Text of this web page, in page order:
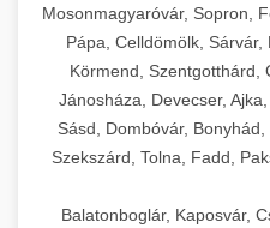
weboldal-
elkötelezettség
Fejlett AI-alapú
kampánykezelés.
költségvetését
aikampany.hu
🍞 20. Ipari
Professzionális
tésztakeverő gépek
konyhák számára.
megbízható
🔪 21. Ipari
Ipari hús- és
Mosonmagyaróvár, Sopron,
Pápa, Celldömölk, Sárvár,
Körmend, Szentgotthárd,
Jánosháza, Devecser,
Sásd, Dombóvár,
Szekszárd, Tolna, Fadd,
Balatonboglár, Kaposvár,